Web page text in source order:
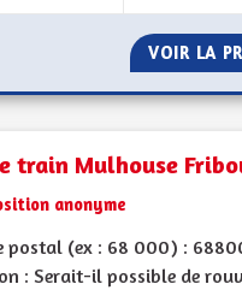
VOIR LA
train Mulhouse
anonyme
postal (ex : 68 000) :
: Serait-il possible de